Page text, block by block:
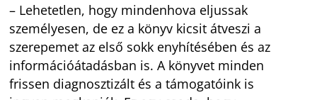
– Lehetetlen, hogy mindenhova eljussak
személyesen, de ez a könyv kicsit átveszi a
szerepemet az első sokk enyhítésében és az
információátadásban is. A könyvet minden
frissen diagnosztizált és a támogatóink is